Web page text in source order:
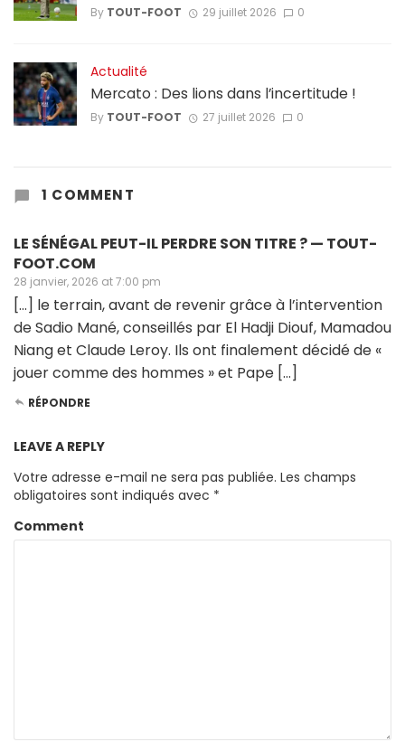
By TOUT-FOOT 29 juillet 2026 0
Actualité
Mercato : Des lions dans l’incertitude !
By TOUT-FOOT 27 juillet 2026 0
1 COMMENT
LE SÉNÉGAL PEUT-IL PERDRE SON TITRE ? — TOUT-
FOOT.COM
28 janvier, 2026 at 7:00 pm
[…] le terrain, avant de revenir grâce à l’intervention
de Sadio Mané, conseillés par El Hadji Diouf, Mamadou
Niang et Claude Leroy. Ils ont finalement décidé de «
jouer comme des hommes » et Pape […]
RÉPONDRE
LEAVE A REPLY
Votre adresse e-mail ne sera pas publiée. Les champs
obligatoires sont indiqués avec *
Comment